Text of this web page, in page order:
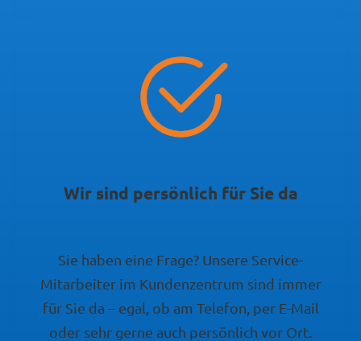
Wir sind persönlich für Sie da
Sie haben eine Frage? Unsere Service-
Mitarbeiter im Kundenzentrum sind immer
für Sie da – egal, ob am Telefon, per E-Mail
oder sehr gerne auch persönlich vor Ort.